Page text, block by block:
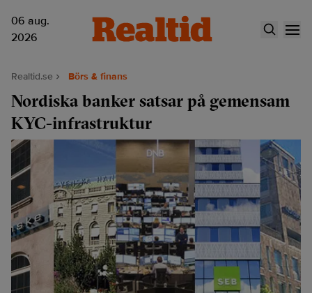
06 aug.
2026
Realtid.se Börs & finans
Nordiska banker satsar på gemensam
KYC-infrastruktur